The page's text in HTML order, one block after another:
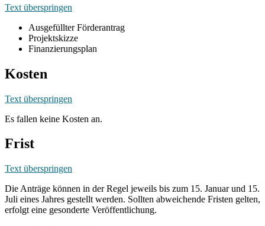
Text überspringen
Ausgefüllter Förderantrag
Projektskizze
Finanzierungsplan
Kosten
Text überspringen
Es fallen keine Kosten an.
Frist
Text überspringen
Die Anträge können in der Regel jeweils bis zum 15. Januar und 15.
Juli eines Jahres gestellt werden. Sollten abweichende Fristen gelten,
erfolgt eine gesonderte Veröffentlichung.